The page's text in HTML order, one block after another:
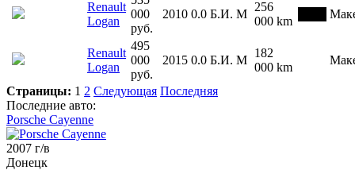
Renault
Logan
000
руб.
2010 0.0 Б.И. М
256
000 km
Renault
Logan
495
000
руб.
2015 0.0 Б.И. М
182
000 km
Страницы: 1 2 Следующая Последняя
Последние авто:
Porsche Cayenne
2007 г/в
Донецк